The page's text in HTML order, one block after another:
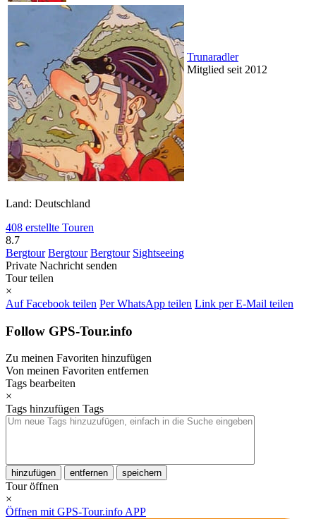
Trunaradler
Mitglied seit 2012
Land: Deutschland
408 erstellte Touren
8.7
Bergtour Bergtour Bergtour Sightseeing
Private Nachricht senden
Tour teilen
×
Auf Facebook teilen Per WhatsApp teilen Link per E-Mail teilen
Follow GPS-Tour.info
Zu meinen Favoriten hinzufügen
Von meinen Favoriten entfernen
Tags bearbeiten
×
Tags hinzufügen Tags
hinzufügen entfernen speichern
Tour öffnen
×
Öffnen mit GPS-Tour.info APP